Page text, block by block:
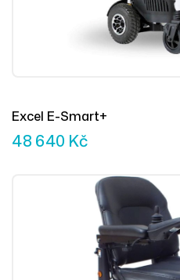
Excel E-Smart+
48 640 Kč